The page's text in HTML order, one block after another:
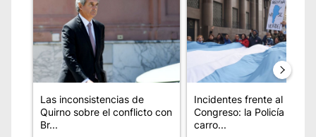
Las inconsistencias de
Quirno sobre el conflicto con
Br...
Incidentes frente al
Congreso: la Policía utiliza
carro...